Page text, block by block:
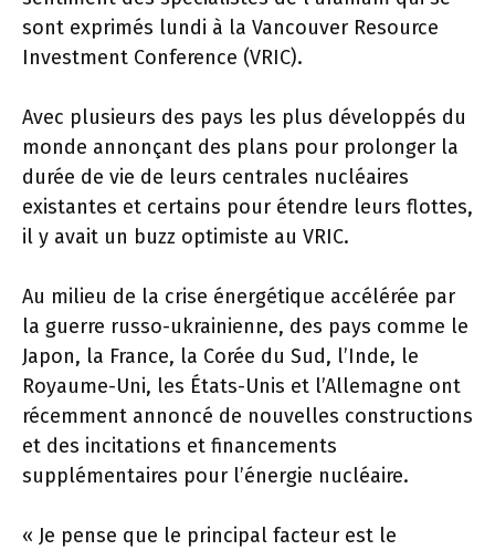
sont exprimés lundi à la Vancouver Resource
Investment Conference (VRIC).
Avec plusieurs des pays les plus développés du
monde annonçant des plans pour prolonger la
durée de vie de leurs centrales nucléaires
existantes et certains pour étendre leurs flottes,
il y avait un buzz optimiste au VRIC.
Au milieu de la crise énergétique accélérée par
la guerre russo-ukrainienne, des pays comme le
Japon, la France, la Corée du Sud, l’Inde, le
Royaume-Uni, les États-Unis et l’Allemagne ont
récemment annoncé de nouvelles constructions
et des incitations et financements
supplémentaires pour l’énergie nucléaire.
« Je pense que le principal facteur est le